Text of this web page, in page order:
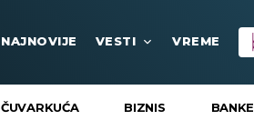
NAJNOVIJE VESTI VREME
ČUVARKUĆA BIZNIS BANKE